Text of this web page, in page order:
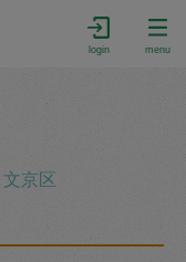
login menu
文京区